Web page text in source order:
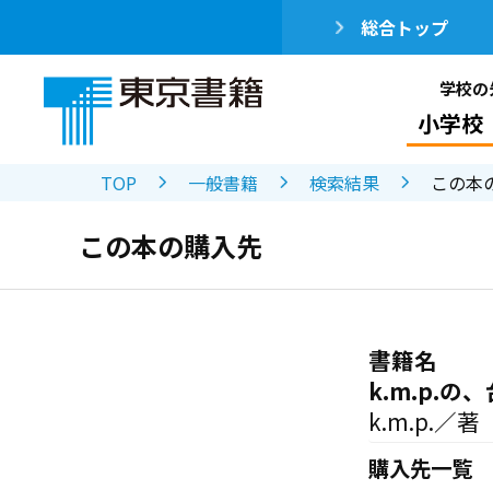
総合トップ
学校
小学校
TOP 一般書籍 検索結果 この本
この本の購入先
書籍名
k.m.p.の、
k.m.p.／著
購入先一覧